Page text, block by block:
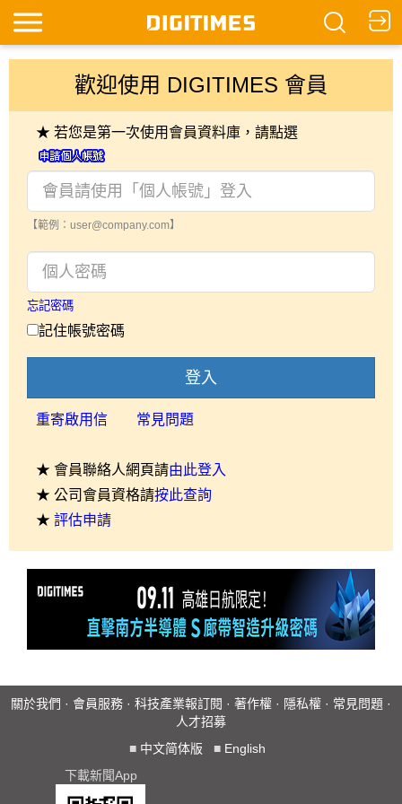
歡迎使用 DIGITIMES 會員
★ 若您是第一次使用會員資料庫，請點選
【範例：user@company.com】
忘記密碼
記住帳號密碼
登入
重寄啟用信 常見問題
★ 會員聯絡人網頁請由此登入
★ 公司會員資格請按此查詢
★ 評估申請
關於我們 · 會員服務 · 科技產業報訂閱 · 著作權 · 隱私權 · 常見問題 ·
人才招募
■ 中文简体版 ■ English
下載新聞App